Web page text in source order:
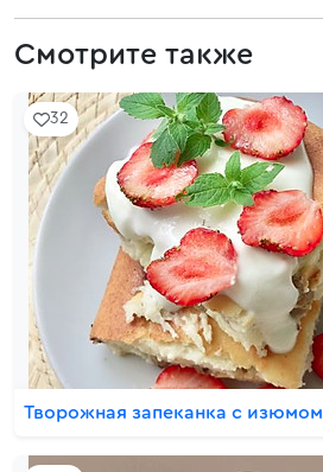
Смотрите также
32
Творожная запеканка с изюмом